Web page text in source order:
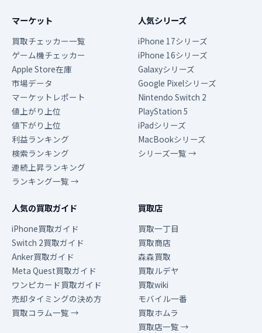
マーケット
買取チェッカー一覧
ゲーム機チェッカー
Apple Store在庫
市場データ
マーケットレポート
値上がり上位
値下がり上位
利益ランキング
検索ランキング
連続上昇ランキング
ランキング一覧 →
人気シリーズ
iPhone 17シリーズ
iPhone 16シリーズ
Galaxyシリーズ
Google Pixelシリーズ
Nintendo Switch 2
PlayStation 5
iPadシリーズ
MacBookシリーズ
シリーズ一覧 →
人気の買取ガイド
iPhone買取ガイド
Switch 2買取ガイド
Anker買取ガイド
Meta Quest買取ガイド
ワンピカード買取ガイド
売却タイミングの決め方
買取コラム一覧 →
買取店
買取一丁目
買取商店
森森買取
買取ルデヤ
買取wiki
モバイル一番
買取ホムラ
買取店一覧 →